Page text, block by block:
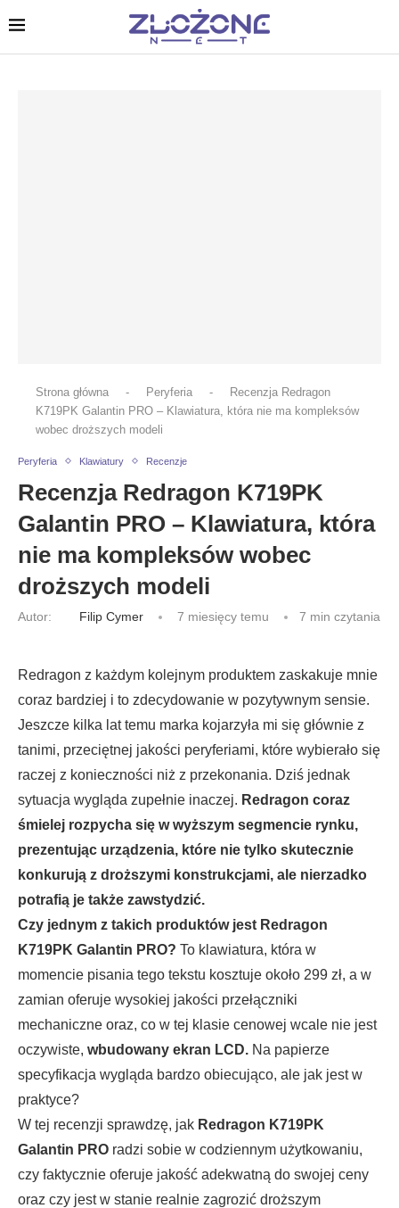
Strona główna - Peryferia -
Recenzja Redragon
K719PK Galantin PRO – Klawiatura, która nie ma kompleksów
wobec droższych modeli
Peryferia Klawiatury Recenzje
Recenzja Redragon K719PK
Galantin PRO – Klawiatura, która
nie ma kompleksów wobec
droższych modeli
Autor: Filip Cymer 7 miesięcy temu 7 min czytania
Redragon z każdym kolejnym produktem zaskakuje mnie
coraz bardziej i to zdecydowanie w pozytywnym sensie.
Jeszcze kilka lat temu marka kojarzyła mi się głównie z
tanimi, przeciętnej jakości peryferiami, które wybierało się
raczej z konieczności niż z przekonania. Dziś jednak
sytuacja wygląda zupełnie inaczej. Redragon coraz
śmielej rozpycha się w wyższym segmencie rynku,
prezentując urządzenia, które nie tylko skutecznie
konkurują z droższymi konstrukcjami, ale nierzadko
potrafią je także zawstydzić.
Czy jednym z takich produktów jest Redragon
K719PK Galantin PRO? To klawiatura, która w
momencie pisania tego tekstu kosztuje około 299 zł, a w
zamian oferuje wysokiej jakości przełączniki
mechaniczne oraz, co w tej klasie cenowej wcale nie jest
oczywiste, wbudowany ekran LCD. Na papierze
specyfikacja wygląda bardzo obiecująco, ale jak jest w
praktyce?
W tej recenzji sprawdzę, jak Redragon K719PK
Galantin PRO radzi sobie w codziennym użytkowaniu,
czy faktycznie oferuje jakość adekwatną do swojej ceny
oraz czy jest w stanie realnie zagrozić droższym